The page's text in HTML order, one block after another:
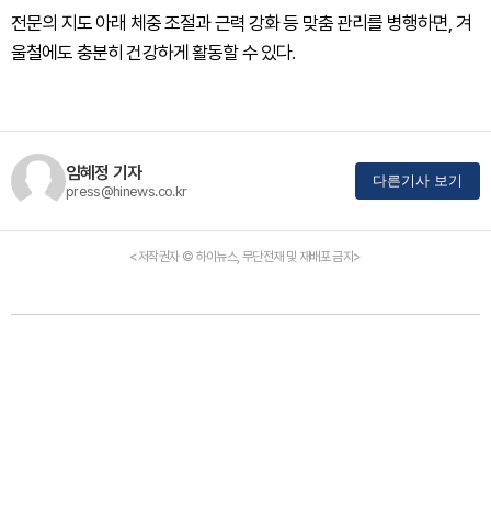
전문의 지도 아래 체중 조절과 근력 강화 등 맞춤 관리를 병행하면, 겨
울철에도 충분히 건강하게 활동할 수 있다.
임혜정 기자
press@hinews.co.kr
다른기사 보기
<저작권자 © 하이뉴스, 무단전재 및 재배포 금지>